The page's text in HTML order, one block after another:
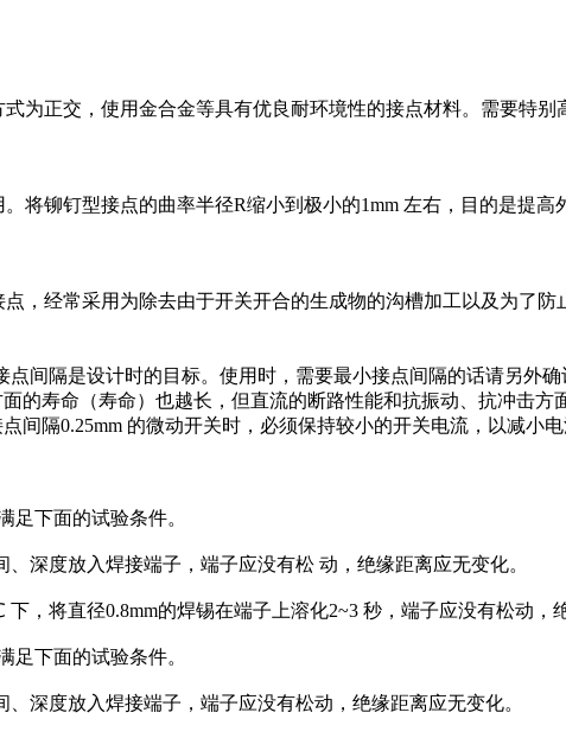
为正交，使用金合金等具有优良耐环境性的接点材料。需要特
将铆钉型接点的曲率半径R缩小到极小的1mm 左右，目的是提
，经常采用为除去由于开关开合的生成物的沟槽加工以及为了
点间隔是设计时的目标。使用时，需要最小接点间隔的话请另外
的寿命（寿命）也越长，但直流的断路性能和抗振动、抗冲击
间隔0.25mm 的微动开关时，必须保持较小的开关电流，以减小
足下面的试验条件。
深度放入焊接端子，端子应没有松 动，绝缘距离应无变化。
，将直径0.8mm的焊锡在端子上溶化2~3 秒，端子应没有松动，
足下面的试验条件。
深度放入焊接端子，端子应没有松动，绝缘距离应无变化。